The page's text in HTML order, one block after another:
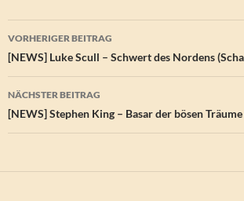
Beitragsnavigation
VORHERIGER BEITRAG
[NEWS] Luke Scull – Schwert des Nordens
NÄCHSTER BEITRAG
[NEWS] Stephen King – Basar der bösen Träume